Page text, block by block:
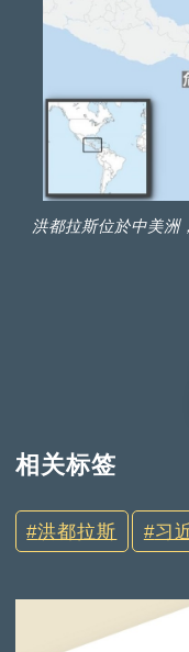
洪都拉斯位於中美洲
相关标签
洪都拉斯 习